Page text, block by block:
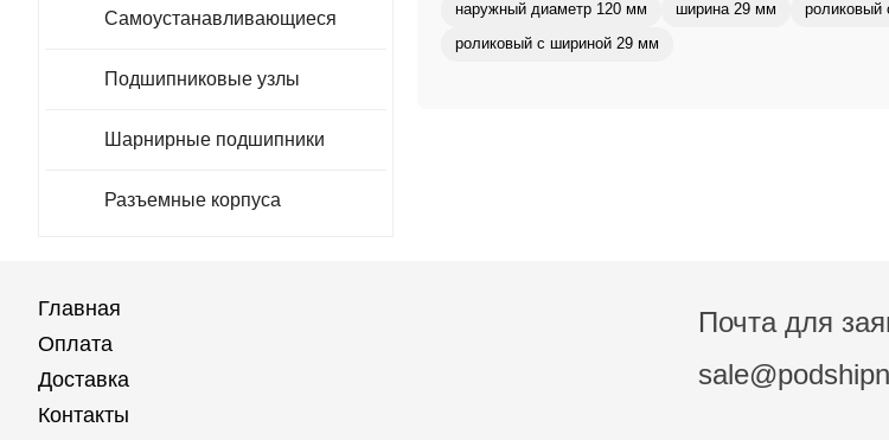
наружный диаметр 120 мм ширина 29 мм роликовый
роликовый с шириной 29 мм
Самоустанавливающиеся
Подшипниковые узлы
Шарнирные подшипники
Разъемные корпуса
Главная
Оплата
Доставка
Контакты
Почта для